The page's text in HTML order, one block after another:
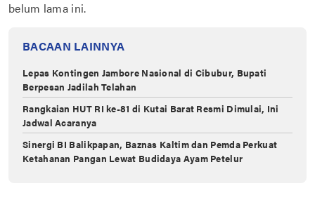
belum lama ini.
BACAAN LAINNYA
Lepas Kontingen Jambore Nasional di Cibubur, Bupati
Berpesan Jadilah Telahan
Rangkaian HUT RI ke-81 di Kutai Barat Resmi Dimulai, Ini
Jadwal Acaranya
Sinergi BI Balikpapan, Baznas Kaltim dan Pemda Perkuat
Ketahanan Pangan Lewat Budidaya Ayam Petelur